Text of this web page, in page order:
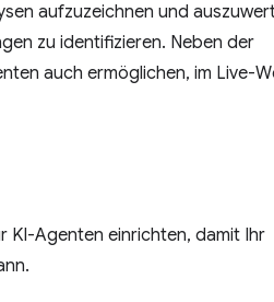
aufzuzeichnen und
zu identifizieren. Neben der
auch ermöglichen, im Live-
KI-Agenten einrichten, damit Ihr